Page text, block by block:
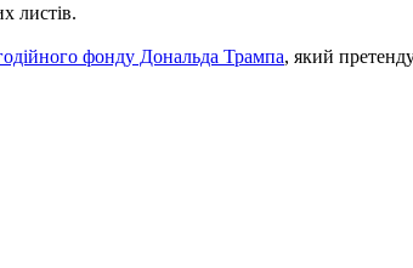
листів.
фонду Дональда Трампа, який